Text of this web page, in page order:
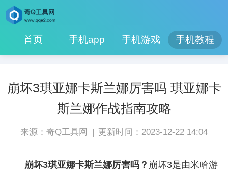
首页 手机app 手机游戏 手机教程
崩坏3琪亚娜卡斯兰娜厉害吗 琪亚娜卡
斯兰娜作战指南攻略
来源：奇Q工具网 | 更新时间：2023-12-22 14:04
崩坏3琪亚娜卡斯兰娜厉害吗？ 崩坏3是由米哈游